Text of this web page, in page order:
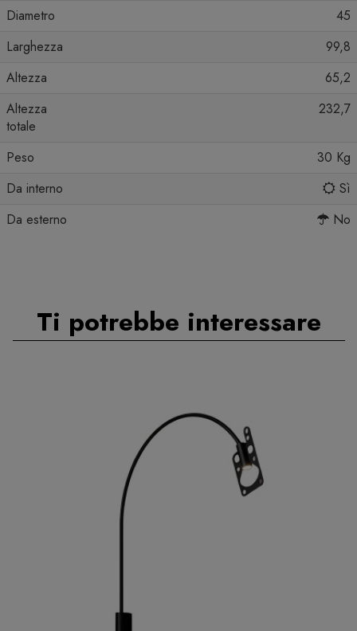
Diametro
45
Larghezza
99,8
Altezza
65,2
Altezza
totale
232,7
Peso
30 Kg
Da interno
Sì
Da esterno
No
Ti potrebbe interessare